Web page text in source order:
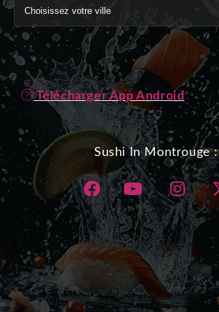
Télécharger App Android
Sushi In Montrouge :